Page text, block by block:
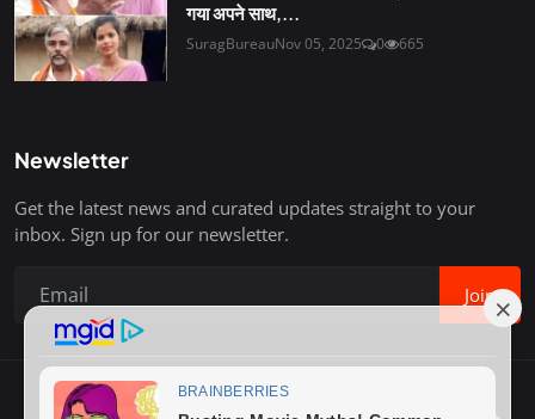
गया अपने साथ,...
SuragBureauNov 05, 2025 0 665
Newsletter
Get the latest news and curated updates straight to your
inbox. Sign up for our newsletter.
Join